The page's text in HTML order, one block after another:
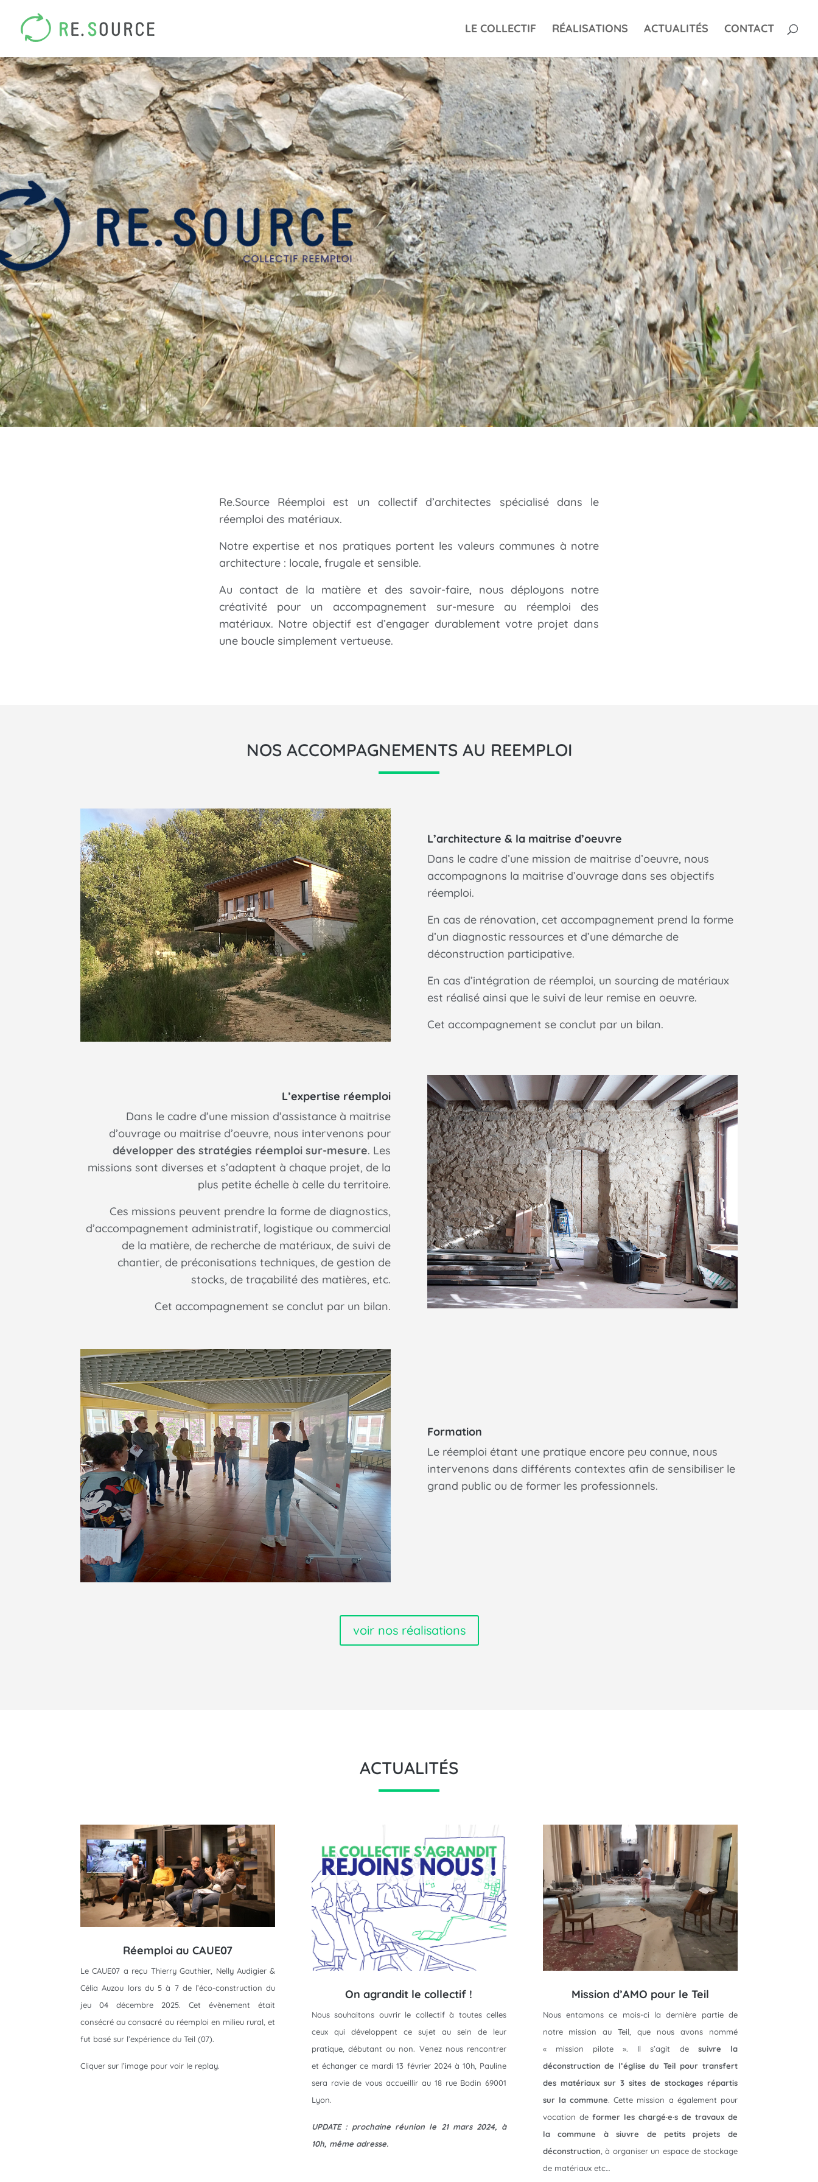
LE COLLECTIF RÉALISATIONS ACTUALITÉS CONTACT
Re.Source Réemploi est un collectif d’architectes spécialisé dans le
réemploi des matériaux.
Notre expertise et nos pratiques portent les valeurs communes à notre
architecture : locale, frugale et sensible.
Au contact de la matière et des savoir-faire, nous déployons notre
créativité pour un accompagnement sur-mesure au réemploi des
matériaux. Notre objectif est d’engager durablement votre projet dans
une boucle simplement vertueuse.
NOS ACCOMPAGNEMENTS AU REEMPLOI
L’architecture & la maitrise d’oeuvre
Dans le cadre d’une mission de maitrise d’oeuvre, nous
accompagnons la maitrise d’ouvrage dans ses objectifs
réemploi.
En cas de rénovation, cet accompagnement prend la forme
d’un diagnostic ressources et d’une démarche de
déconstruction participative.
En cas d’intégration de réemploi, un sourcing de matériaux
est réalisé ainsi que le suivi de leur remise en oeuvre.
Cet accompagnement se conclut par un bilan.
L’expertise réemploi
Dans le cadre d’une mission d’assistance à maitrise
d’ouvrage ou maitrise d’oeuvre, nous intervenons pour
développer des stratégies réemploi sur-mesure. Les
missions sont diverses et s’adaptent à chaque projet, de la
plus petite échelle à celle du territoire.
Ces missions peuvent prendre la forme de diagnostics,
d’accompagnement administratif, logistique ou commercial
de la matière, de recherche de matériaux, de suivi de
chantier, de préconisations techniques, de gestion de
stocks, de traçabilité des matières, etc.
Cet accompagnement se conclut par un bilan.
Formation
Le réemploi étant une pratique encore peu connue, nous
intervenons dans différents contextes afin de sensibiliser le
grand public ou de former les professionnels.
voir nos réalisations
ACTUALITÉS
Réemploi au CAUE07
Le CAUE07 a reçu Thierry Gauthier, Nelly Audigier &
Célia Auzou lors du 5 à 7 de l’éco-construction du
jeu 04 décembre 2025. Cet évènement était
consécré au consacré au réemploi en milieu rural, et
fut basé sur l’expérience du Teil (07).
Cliquer sur l’image pour voir le replay.
On agrandit le collectif !
Nous souhaitons ouvrir le collectif à toutes celles
ceux qui développent ce sujet au sein de leur
pratique, débutant ou non. Venez nous rencontrer
et échanger ce mardi 13 février 2024 à 10h, Pauline
sera ravie de vous accueillir au 18 rue Bodin 69001
Lyon.
UPDATE : prochaine réunion le 21 mars 2024, à
10h, même adresse.
Mission d’AMO pour le Teil
Nous entamons ce mois-ci la dernière partie de
notre mission au Teil, que nous avons nommé
« mission pilote ». Il s’agit de suivre la
déconstruction de l’église du Teil pour transfert
des matériaux sur 3 sites de stockages répartis
sur la commune. Cette mission a également pour
vocation de former les chargé·e·s de travaux de
la commune à siuvre de petits projets de
déconstruction , à organiser un espace de stockage
de matériaux etc…